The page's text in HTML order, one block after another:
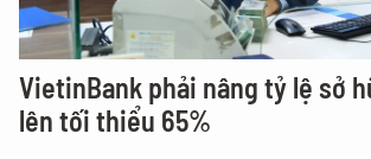
VietinBank phải nâng tỷ lệ sở
lên tối thiểu 65%